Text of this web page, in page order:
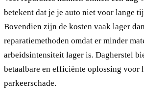
betekent dat je je auto niet voor lange
Bovendien zijn de kosten vaak lager
reparatiemethoden omdat er minder
arbeidsintensiteit lager is. Dagherstel
betaalbare en efficiënte oplossing voor
parkeerschade.